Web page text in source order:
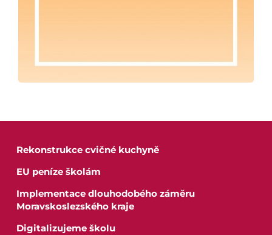
Rekonstrukce cvičné kuchyně
EU peníze školám
Implementace dlouhodobého záměru
Moravskoslezského kraje
Digitalizujeme školu